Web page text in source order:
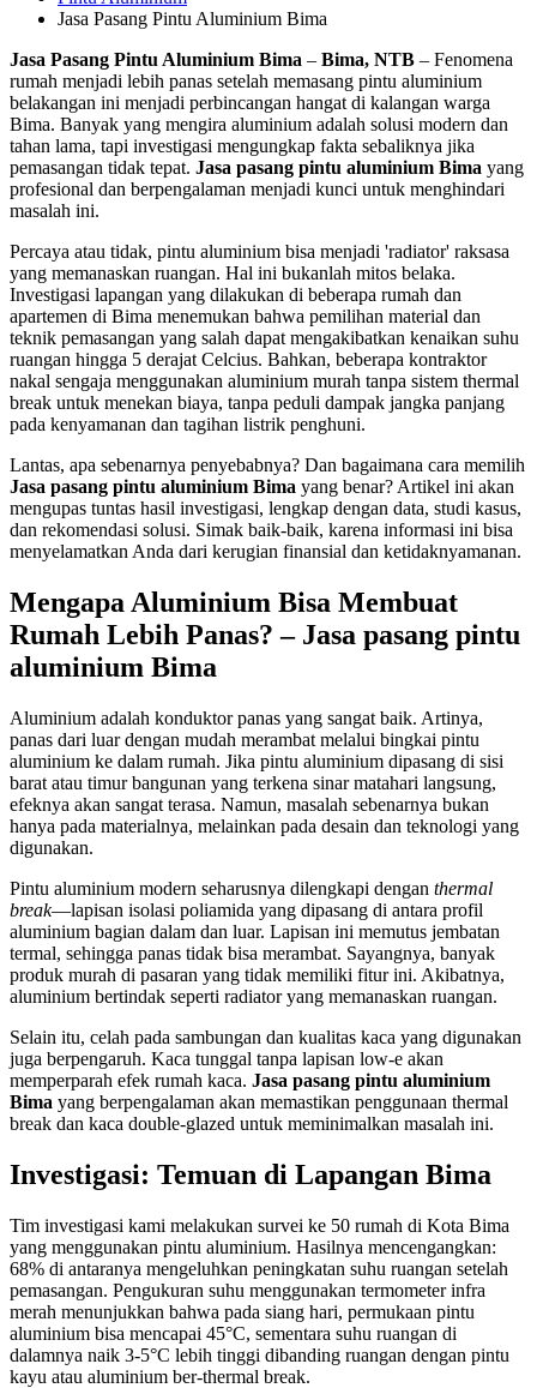
Jasa Pasang Pintu Aluminium Bima
Jasa Pasang Pintu Aluminium Bima – Bima, NTB – Fenomena
rumah menjadi lebih panas setelah memasang pintu aluminium
belakangan ini menjadi perbincangan hangat di kalangan warga
Bima. Banyak yang mengira aluminium adalah solusi modern dan
tahan lama, tapi investigasi mengungkap fakta sebaliknya jika
pemasangan tidak tepat. Jasa pasang pintu aluminium Bima yang
profesional dan berpengalaman menjadi kunci untuk menghindari
masalah ini.
Percaya atau tidak, pintu aluminium bisa menjadi 'radiator' raksasa
yang memanaskan ruangan. Hal ini bukanlah mitos belaka.
Investigasi lapangan yang dilakukan di beberapa rumah dan
apartemen di Bima menemukan bahwa pemilihan material dan
teknik pemasangan yang salah dapat mengakibatkan kenaikan suhu
ruangan hingga 5 derajat Celcius. Bahkan, beberapa kontraktor
nakal sengaja menggunakan aluminium murah tanpa sistem thermal
break untuk menekan biaya, tanpa peduli dampak jangka panjang
pada kenyamanan dan tagihan listrik penghuni.
Lantas, apa sebenarnya penyebabnya? Dan bagaimana cara memilih
Jasa pasang pintu aluminium Bima yang benar? Artikel ini akan
mengupas tuntas hasil investigasi, lengkap dengan data, studi kasus,
dan rekomendasi solusi. Simak baik-baik, karena informasi ini bisa
menyelamatkan Anda dari kerugian finansial dan ketidaknyamanan.
Mengapa Aluminium Bisa Membuat
Rumah Lebih Panas? – Jasa pasang pintu
aluminium Bima
Aluminium adalah konduktor panas yang sangat baik. Artinya,
panas dari luar dengan mudah merambat melalui bingkai pintu
aluminium ke dalam rumah. Jika pintu aluminium dipasang di sisi
barat atau timur bangunan yang terkena sinar matahari langsung,
efeknya akan sangat terasa. Namun, masalah sebenarnya bukan
hanya pada materialnya, melainkan pada desain dan teknologi yang
digunakan.
Pintu aluminium modern seharusnya dilengkapi dengan thermal
break—lapisan isolasi poliamida yang dipasang di antara profil
aluminium bagian dalam dan luar. Lapisan ini memutus jembatan
termal, sehingga panas tidak bisa merambat. Sayangnya, banyak
produk murah di pasaran yang tidak memiliki fitur ini. Akibatnya,
aluminium bertindak seperti radiator yang memanaskan ruangan.
Selain itu, celah pada sambungan dan kualitas kaca yang digunakan
juga berpengaruh. Kaca tunggal tanpa lapisan low-e akan
memperparah efek rumah kaca. Jasa pasang pintu aluminium
Bima yang berpengalaman akan memastikan penggunaan thermal
break dan kaca double-glazed untuk meminimalkan masalah ini.
Investigasi: Temuan di Lapangan Bima
Tim investigasi kami melakukan survei ke 50 rumah di Kota Bima
yang menggunakan pintu aluminium. Hasilnya mencengangkan:
68% di antaranya mengeluhkan peningkatan suhu ruangan setelah
pemasangan. Pengukuran suhu menggunakan termometer infra
merah menunjukkan bahwa pada siang hari, permukaan pintu
aluminium bisa mencapai 45°C, sementara suhu ruangan di
dalamnya naik 3-5°C lebih tinggi dibanding ruangan dengan pintu
kayu atau aluminium ber-thermal break.